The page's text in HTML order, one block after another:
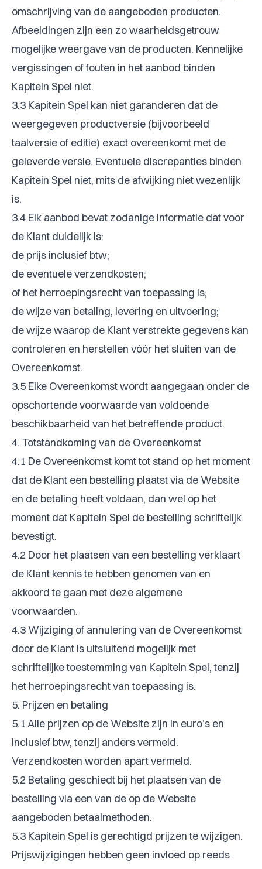
omschrijving van de aangeboden producten.
Afbeeldingen zijn een zo waarheidsgetrouw
mogelijke weergave van de producten. Kennelijke
vergissingen of fouten in het aanbod binden
Kapitein Spel niet.
3.3 Kapitein Spel kan niet garanderen dat de
weergegeven productversie (bijvoorbeeld
taalversie of editie) exact overeenkomt met de
geleverde versie. Eventuele discrepanties binden
Kapitein Spel niet, mits de afwijking niet wezenlijk
is.
3.4 Elk aanbod bevat zodanige informatie dat voor
de Klant duidelijk is:
de prijs inclusief btw;
de eventuele verzendkosten;
of het herroepingsrecht van toepassing is;
de wijze van betaling, levering en uitvoering;
de wijze waarop de Klant verstrekte gegevens kan
controleren en herstellen vóór het sluiten van de
Overeenkomst.
3.5 Elke Overeenkomst wordt aangegaan onder de
opschortende voorwaarde van voldoende
beschikbaarheid van het betreffende product.
4. Totstandkoming van de Overeenkomst
4.1 De Overeenkomst komt tot stand op het moment
dat de Klant een bestelling plaatst via de Website
en de betaling heeft voldaan, dan wel op het
moment dat Kapitein Spel de bestelling schriftelijk
bevestigt.
4.2 Door het plaatsen van een bestelling verklaart
de Klant kennis te hebben genomen van en
akkoord te gaan met deze algemene
voorwaarden.
4.3 Wijziging of annulering van de Overeenkomst
door de Klant is uitsluitend mogelijk met
schriftelijke toestemming van Kapitein Spel, tenzij
het herroepingsrecht van toepassing is.
5. Prijzen en betaling
5.1 Alle prijzen op de Website zijn in euro’s en
inclusief btw, tenzij anders vermeld.
Verzendkosten worden apart vermeld.
5.2 Betaling geschiedt bij het plaatsen van de
bestelling via een van de op de Website
aangeboden betaalmethoden.
5.3 Kapitein Spel is gerechtigd prijzen te wijzigen.
Prijswijzigingen hebben geen invloed op reeds